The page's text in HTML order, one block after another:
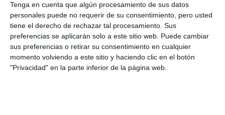
Tenga en cuenta que algún procesamiento de sus datos
personales puede no requerir de su consentimiento, pero usted
tiene el derecho de rechazar tal procesamiento. Sus
preferencias se aplicarán solo a este sitio web. Puede cambiar
sus preferencias o retirar su consentimiento en cualquier
momento volviendo a este sitio y haciendo clic en el botón
"Privacidad" en la parte inferior de la página web.